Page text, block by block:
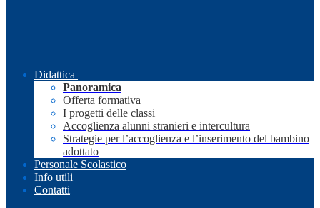
Didattica
Panoramica
Offerta formativa
I progetti delle classi
Accoglienza alunni stranieri e intercultura
Strategie per l’accoglienza e l’inserimento del bambino
adottato
Personale Scolastico
Info utili
Contatti